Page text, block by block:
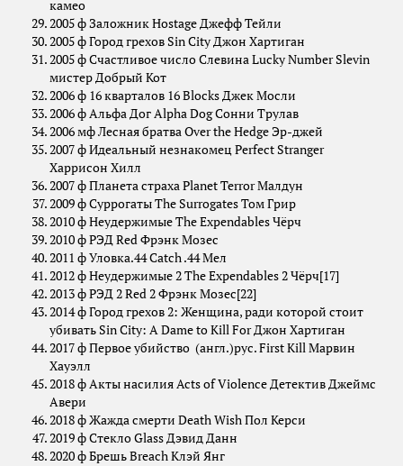
камео
2005 ф Заложник Hostage Джефф Тейли
2005 ф Город грехов Sin City Джон Хартиган
2005 ф Счастливое число Слевина Lucky Number Slevin
мистер Добрый Кот
2006 ф 16 кварталов 16 Blocks Джек Мосли
2006 ф Альфа Дог Alpha Dog Сонни Трулав
2006 мф Лесная братва Over the Hedge Эр-джей
2007 ф Идеальный незнакомец Perfect Stranger
Харрисон Хилл
2007 ф Планета страха Planet Terror Малдун
2009 ф Суррогаты The Surrogates Том Грир
2010 ф Неудержимые The Expendables Чёрч
2010 ф РЭД Red Фрэнк Мозес
2011 ф Уловка.44 Catch .44 Мел
2012 ф Неудержимые 2 The Expendables 2 Чёрч[17]
2013 ф РЭД 2 Red 2 Фрэнк Мозес[22]
2014 ф Город грехов 2: Женщина, ради которой стоит
убивать Sin City: A Dame to Kill For Джон Хартиган
2017 ф Первое убийство (англ.)рус. First Kill Марвин
Хауэлл
2018 ф Акты насилия Acts of Violence Детектив Джеймс
Авери
2018 ф Жажда смерти Death Wish Пол Керси
2019 ф Стекло Glass Дэвид Данн
2020 ф Брешь Breach Клэй Янг